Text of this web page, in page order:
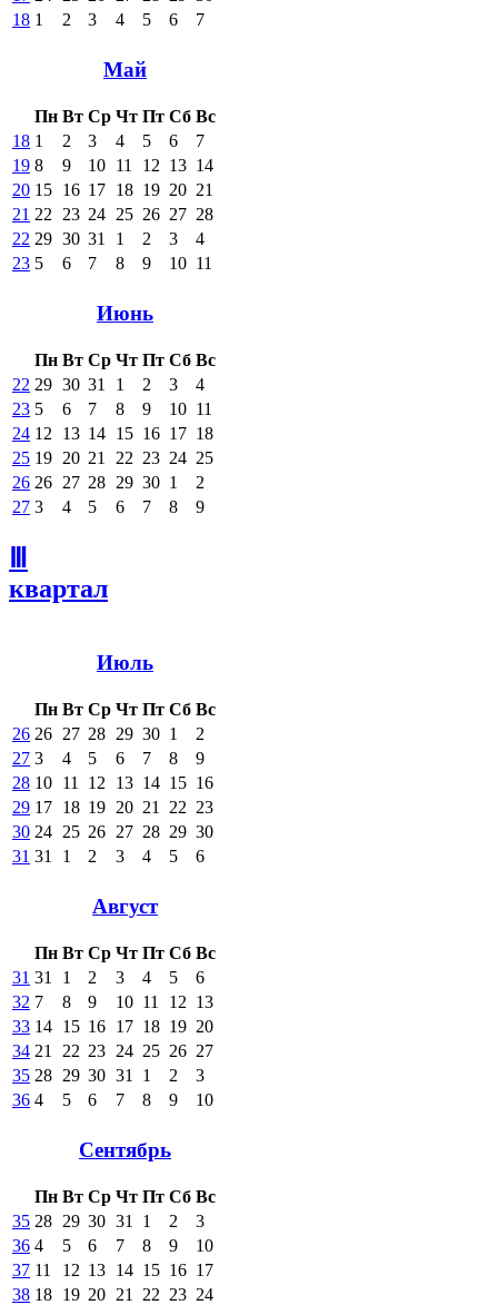
18 1 2 3 4 5 6 7
Май
Пн Вт Ср Чт Пт Сб Вс
18 1 2 3 4 5 6
7
19 8 9 10 11 12 13 14
20 15 16 17 18 19 20 21
21 22 23 24 25 26 27 28
22 29 30 31 1 2 3
4
23 5 6 7 8 9 10 11
Июнь
Пн Вт Ср Чт Пт Сб Вс
22 29 30 31 1 2 3
4
23 5 6 7 8 9 10 11
24 12 13 14 15 16 17 18
25 19 20 21 22 23 24 25
26 26 27 28 29 30 1
2
27 3 4 5 6 7 8 9
квартал
Июль
Пн Вт Ср Чт Пт Сб Вс
26 26 27 28 29 30 1
2
27 3 4 5 6 7 8
9
28 10 11 12 13 14 15 16
29 17 18 19 20 21 22 23
30 24 25 26 27 28 29 30
31 31 1 2 3 4 5 6
Август
Пн Вт Ср Чт Пт Сб Вс
31 31 1 2 3 4 5
6
32 7 8 9 10 11 12 13
33 14 15 16 17 18 19 20
34 21 22 23 24 25 26 27
35 28 29 30 31 1 2
3
36 4 5 6 7 8 9 10
Сентябрь
Пн Вт Ср Чт Пт Сб Вс
35 28 29 30 31 1 2
3
36 4 5 6 7 8 9
10
37 11 12 13 14 15 16 17
38 18 19 20 21 22 23 24